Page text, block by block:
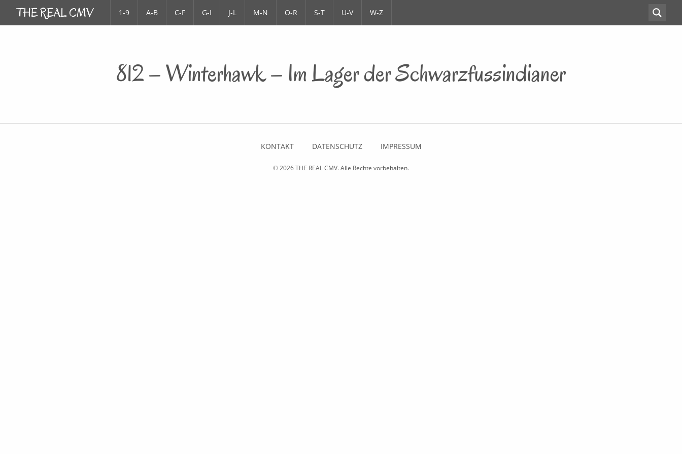
1-9 A-B C-F G-I J-L M-N O-R S-T U-V W-Z
812 – Winterhawk – Im Lager der Schwarzfussindianer
KONTAKT DATENSCHUTZ IMPRESSUM
© 2026THE REAL CMV. Alle Rechte vorbehalten.